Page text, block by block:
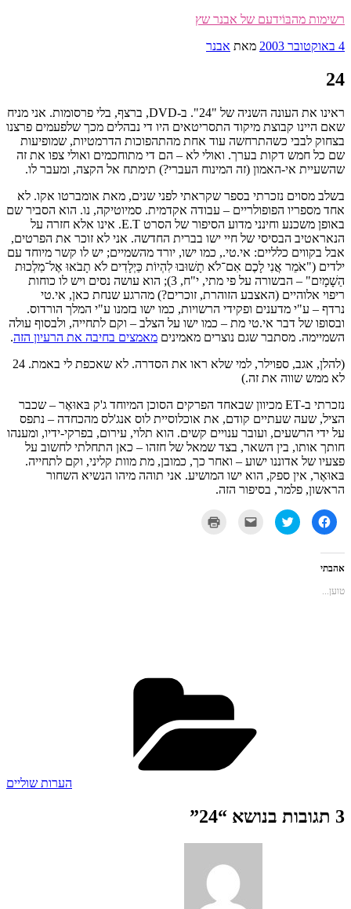
דילוג
רשימות מהבּוֹידעם של אבנר שץ
פורסם
4 באוקטובר 2003 מאת אבנר
24
ראינו את העונה השניה של "24". ב-DVD, ברצף, בלי פרסומות. אני מניח
שאם היינו קבוצת מיקוד התסריטאים היו די נבהלים מכך שלפעמים פרצנו
בצחוק לבבי כשהתרחשה עוד אחת מהתהפוכות הדרמטיות, שמופיעות
שם כל חמש דקות בערך. ואולי לא – הם די מתוחכמים ואולי צפו את זה
שהשעיית אי-האמון (זה המינוח העברי?) תימתח אל הקצה, ומעבר לו.
בשלב מסוים נזכרתי בספר שקראתי לפני שנים, מאת אומברטו אקו. לא
אחד מספריו הפופולריים – עבודה אקדמית. סמיוטיקה, נו. הוא הסביר שם
באופן משכנע וחינני מדוע הסיפור של הסרט E.T. אינו אלא חזרה על
הנאראטיב הבסיסי של חיי ישו בברית החדשה. אני לא זוכר את הפרטים,
אבל בקווים כלליים: אי.טי., כמו ישו, יורד מהשמיים; יש לו קשר מיוחד עם
ילדים ("אֹמֵר אֲנִי לָכֶם אִם־לֹא תָשׁוּבוּ לִהְיוֹת כַּיְלָדִים לֹא תָבֹאוּ אֶל־מַלְכוּת
הַשָׁמָיִם" – הבשורה על פי מתי, י"ח, 3); הוא עושה נסים ויש לו כוחות
ריפוי אלוהיים (האצבע הזוהרת, זוכרים?) מהרגע שנחת כאן, אי.טי
נרדף – ע"י מדענים ופקידי הרשויות, כמו ישו בזמנו ע"י המלך הורדוס.
ובסופו של דבר אי.טי מת – כמו ישו על הצלב – וקם לתחייה, ולבסוף עולה
השמיימה. מסתבר שגם נוצרים מאמינים מאמצים בחיבה את הרעיון הזה.
(להלן, אגב, ספוילר, למי שלא ראו את הסדרה. לא שאכפת לי באמת. 24
לא ממש שווה את זה.)
נזכרתי ב-ET מכיוון שבאחד הפרקים הסוכן המיוחד ג'ק בּאוּאֶר – שכבר
הציל, שעה שעתיים קודם, את אוכלוסיית לוס אנג'לס מהכחדה – נתפס
על ידי הרשעים, ועובר ענויים קשים. הוא תלוי, עירום, בפרקי-ידיו, ומענהו
חותך אותו, בין השאר, בצד שמאל של חזהו – כאן התחלתי לחשוב על
פצעיו של אדוננו ישוע – ואחר כך, כמובן, מת מוות קליני, וקם לתחייה.
בּאוּאֶר, אין ספק, הוא ישו המושיע. אני תוהה מיהו הנשיא השחור
הראשון, פלמר, בסיפור הזה.
לחיצה
לשיתוף
בפייסבוק
לחצו
כדי
אהבתי
טוען...
הערות שוליים
3 תגובות בנושא “24”